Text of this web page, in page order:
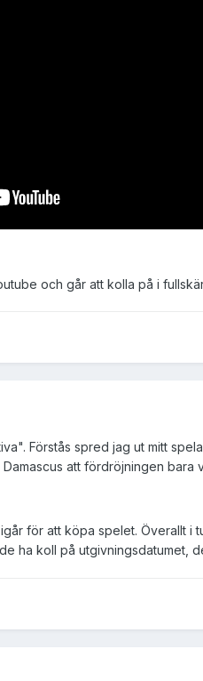
och går att kolla på i
Förstås spred jag ut mitt
att fördröjningen bara
för att köpa spelet. Överallt
ha koll på utgivningsdatumet,